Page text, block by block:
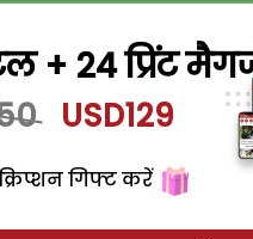
+ 24 प्रिंट
USD129
गिफ्ट करें